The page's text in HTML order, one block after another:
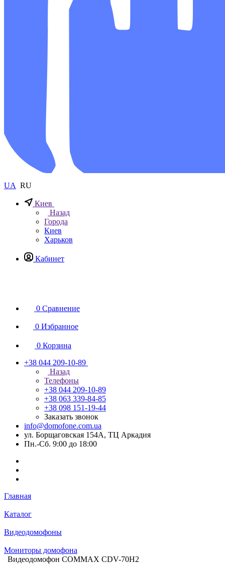
UA RU
Киев
Назад
Города
Киев
Харьков
Кабинет
0 Сравнение
0 Избранное
0 Корзина
+38 044 209-10-89
Назад
Телефоны
+38 044 209-10-89
+38 063 339-84-85
+38 098 151-19-44
Заказать звонок
info@domofone.com.ua
ул. Борщаговская 154А, ТЦ Аркадия
Пн.-Сб. 9:00 до 18:00
Главная
Каталог
Видеодомофоны
Мониторы домофона
Видеодомофон COMMAX CDV-70H2